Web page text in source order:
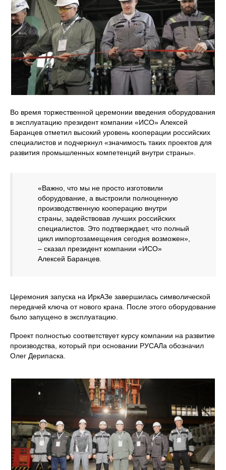
Во время торжественной церемонии введения оборудования
в эксплуатацию президент компании «ИСО» Алексей
Баранцев отметил высокий уровень кооперации российских
специалистов и подчеркнул «значимость таких проектов для
развития промышленных компетенций внутри страны».
«Важно, что мы не просто изготовили
оборудование, а выстроили полноценную
производственную кооперацию внутри
страны, задействовав лучших российских
специалистов. Это подтверждает, что полный
цикл импортозамещения сегодня возможен»,
– сказал президент компании «ИСО»
Алексей Баранцев.
Церемония запуска на ИркАЗе завершилась символической
передачей ключа от нового крана. После этого оборудование
было запущено в эксплуатацию.
Проект полностью соответствует курсу компании на развитие
производства, который при основании РУСАЛа обозначил
Олег Дерипаска.